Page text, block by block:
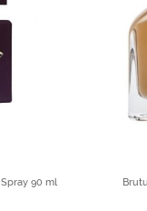
90 ml